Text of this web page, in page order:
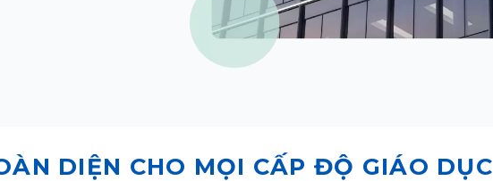
DIỆN CHO MỌI CẤP ĐỘ GIÁO DỤC